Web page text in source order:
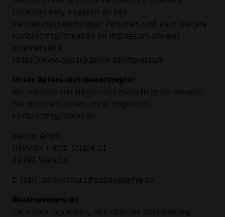
Unternehmen, Angaben zu den
vertretungsberechtigten Personen und auch weitere
Kontaktmöglichkeiten im Impressum unserer
Internetseite:
https://www.popakademie.de/impressum
Unser Datenschutzbeauftragter
Wir haben einen Datenschutzbeauftragten benannt.
Sie erreichen diesen unter folgenden
Kontaktmöglichkeiten:
dacuro GmbH
Heinrich-Hertz-Straße 11
69190 Walldorf
E-Mail: datenschutz@popakademie.de
Beschwerderecht
Sie haben das Recht, sich über die Verarbeitung